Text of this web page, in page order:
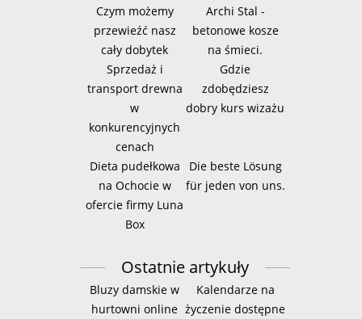
Czym możemy
przewieźć nasz
cały dobytek
Archi Stal -
betonowe kosze
na śmieci.
Sprzedaż i
transport drewna
w
konkurencyjnych
cenach
Gdzie
zdobędziesz
dobry kurs wizażu
Dieta pudełkowa
na Ochocie w
ofercie firmy Luna
Box
Die beste Lösung
für jeden von uns.
Ostatnie artykuły
Bluzy damskie w
hurtowni online
Kalendarze na
życzenie dostępne